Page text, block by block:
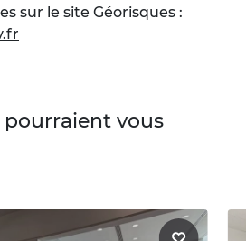
sur le site Géorisques :
pourraient vous